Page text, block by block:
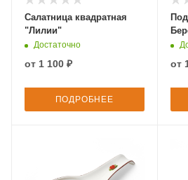
Салатница квадратная
"Лилии"
Достаточно
от 1 100 ₽
ПОДРОБНЕЕ
от